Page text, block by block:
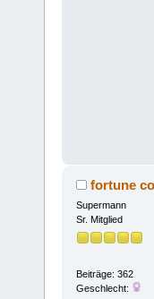
fortune
Supermann
Sr. Mitglied
Beiträge: 362
Geschlecht: